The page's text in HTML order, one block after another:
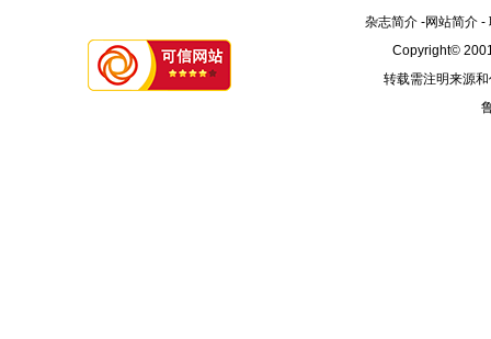
杂志简介-网站简介-
Copyright©
转载需注明来源